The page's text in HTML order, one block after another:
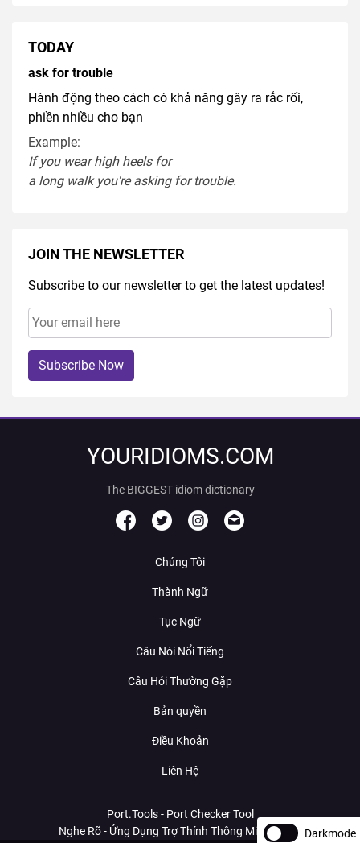
TODAY
ask for trouble
Hành động theo cách có khả năng gây ra rắc rối,
phiền nhiều cho bạn
Example:
If you wearhigh heelsfor
a long walkyou'reaskingfortrouble.
JOIN THE NEWSLETTER
Subscribe to our newsletter to get the latest updates!
Subscribe Now
YOURIDIOMS.COM
The BIGGEST idiom dictionary
Chúng Tôi
Thành Ngữ
Tục Ngữ
Câu Nói Nổi Tiếng
Câu Hỏi Thường Gặp
Bản quyền
Điều Khoản
Liên Hệ
Port.Tools - Port Checker Tool
Nghe Rõ - Ứng Dụng Trợ Thính Thông Minh Với AI Darkmode